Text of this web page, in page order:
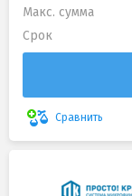
Макс. сумма
Срок
Сравнить